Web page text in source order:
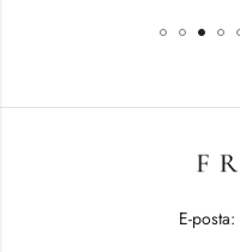
E-posta: